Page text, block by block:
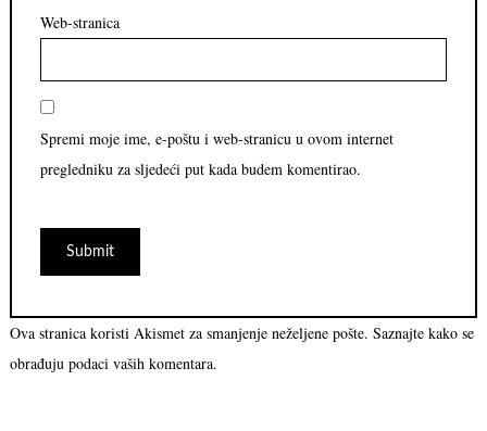
Web-stranica
Spremi moje ime, e-poštu i web-stranicu u ovom internet
pregledniku za sljedeći put kada budem komentirao.
Ova stranica koristi Akismet za smanjenje neželjene pošte. Saznajte kako se
obrađuju podaci vaših komentara.